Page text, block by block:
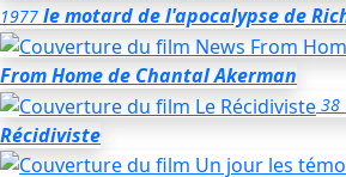
1977 le motard de l'apocalypsede
From Homede Chantal Akerman
38
Récidiviste